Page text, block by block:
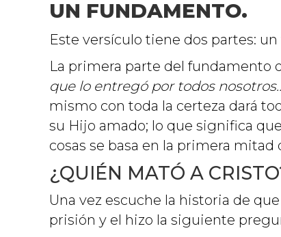
UN FUNDAMENTO.
Este versículo tiene dos partes:
La primera parte del fundamento
que lo entregó por todos
mismo con toda la certeza dará
su Hijo amado; lo que significa
cosas se basa en la primera mitad
¿QUIÉN MATÓ A
Una vez escuche la historia de
prisión y el hizo la siguiente